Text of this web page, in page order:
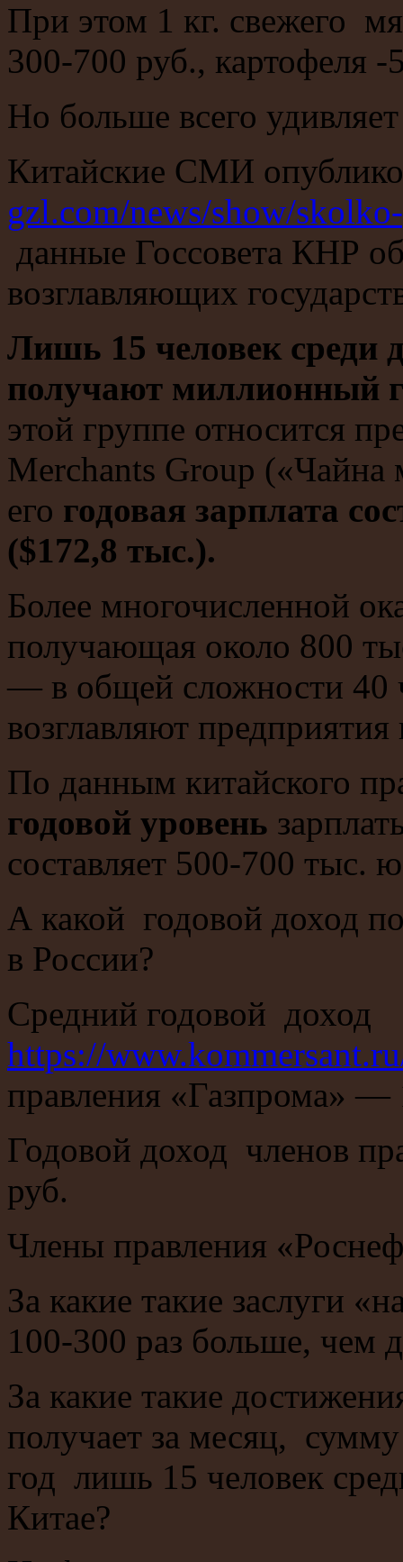
При этом 1 кг. свежего
300-700 руб., картофеля -
Но больше всего
Китайские СМИ
gzl.com/news/show/
данные Госсовета КНР
возглавляющих
Лишь 15 человек среди
получают миллионный
этой группе относится
Merchants Group («Чайна
его годовая зарплата
($172,8 тыс.).
Более многочисленной
получающая около 800
— в общей сложности 40
возглавляют
По данным китайского
годовой уровень
составляет 500-700 тыс.
А какой годовой доход
в России?
Средний годовой доход
https://
правления «Газпрома» —
Годовой доход членов
руб.
Члены правления
За какие такие заслуги
100-300 раз больше, чем
За какие такие
получает за месяц,
год лишь 15 человек
Китае?